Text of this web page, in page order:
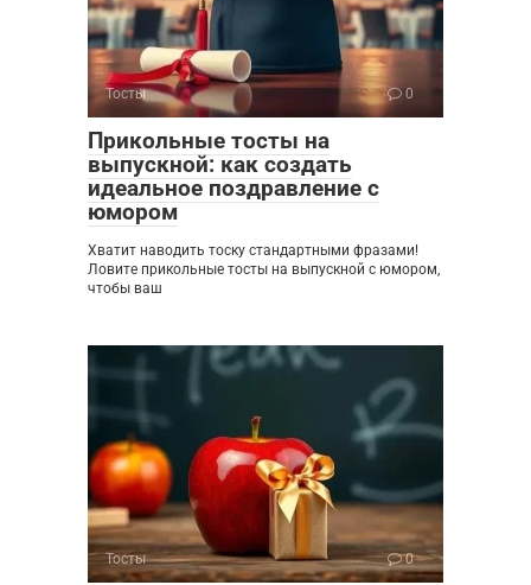
Тосты 0
Прикольные тосты на
выпускной: как создать
идеальное поздравление с
юмором
Хватит наводить тоску стандартными фразами!
Ловите прикольные тосты на выпускной с юмором,
чтобы ваш
Тосты 0